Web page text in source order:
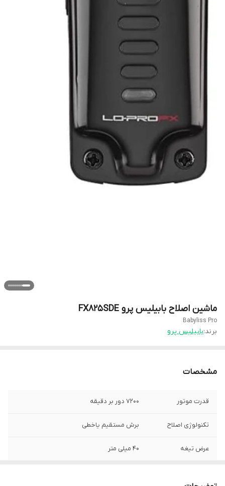
ماشین اصلاح بابیلیس پرو FX825SDE
Babyliss Pro
برند:بابیلیس پرو
مشخصات
قدرت موتور 7200 دور بر دقیقه
تکنولوژی اصلاح برش مستقیم یاخطی
عرض تیغه 40 میلی متر